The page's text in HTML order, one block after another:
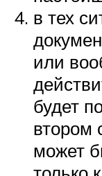
в тех
или
будет
втором
может